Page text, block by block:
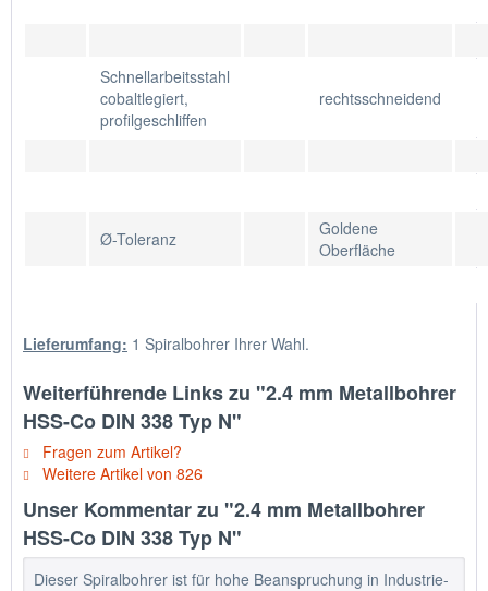
Schnellarbeitsstahl
cobaltlegiert,
profilgeschliffen
rechtsschneidend
Ø-Toleranz
Goldene
Oberfläche
Lieferumfang: 1 Spiralbohrer Ihrer Wahl.
Weiterführende Links zu "2.4 mm Metallbohrer
HSS-Co DIN 338 Typ N"
Fragen zum Artikel?
Weitere Artikel von 826
Unser Kommentar zu "2.4 mm Metallbohrer
HSS-Co DIN 338 Typ N"
Dieser Spiralbohrer ist für hohe Beanspruchung in Industrie-